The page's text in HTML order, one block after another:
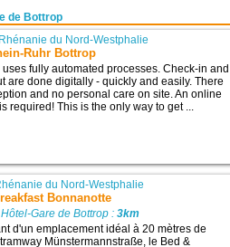
de Bottrop
Rhénanie du Nord-Westphalie
Ruhr Bottrop
uses fully automated processes. Check-in and
are done digitally - quickly and easily. There
and no personal care on site. An online
required! This is the only way to get ...
du Nord-Westphalie
Bonnanotte
Gare de Bottrop :3km
d'un emplacement idéal à 20 mètres de
Münstermannstraße, le Bed &